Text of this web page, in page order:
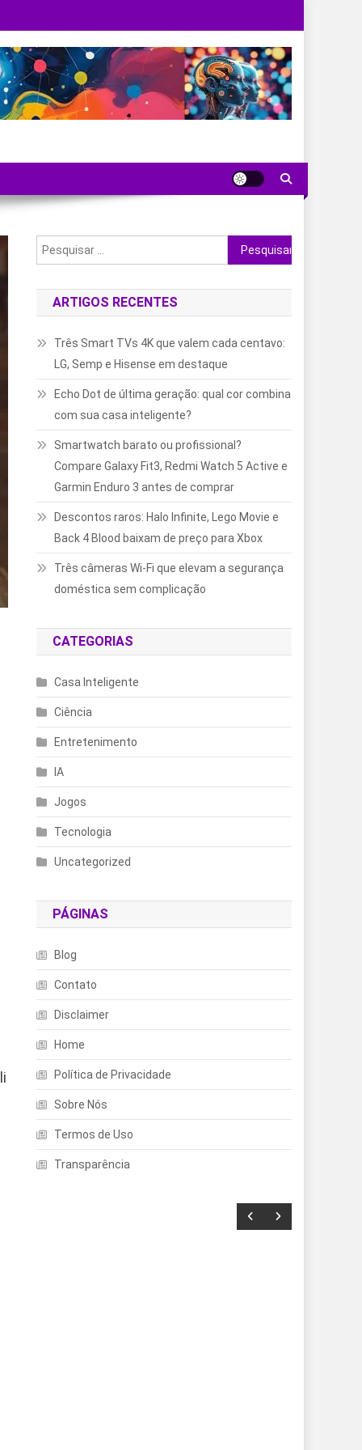
Pesquisar
por:
ARTIGOS RECENTES
Três Smart TVs 4K que valem cada centavo:
LG, Semp e Hisense em destaque
Echo Dot de última geração: qual cor combina
com sua casa inteligente?
Smartwatch barato ou profissional?
Compare Galaxy Fit3, Redmi Watch 5 Active e
Garmin Enduro 3 antes de comprar
Descontos raros: Halo Infinite, Lego Movie e
Back 4 Blood baixam de preço para Xbox
Três câmeras Wi-Fi que elevam a segurança
doméstica sem complicação
CATEGORIAS
Casa Inteligente
Ciência
Entretenimento
IA
Jogos
Tecnologia
Uncategorized
PÁGINAS
Blog
Contato
Disclaimer
Home
Política de Privacidade
Sobre Nós
Termos de Uso
Transparência